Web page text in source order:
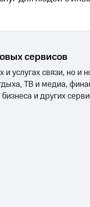
сервисов
услугах связи, но и
ТВ и медиа,
и других